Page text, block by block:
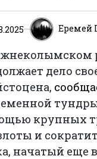
Еремей
дело
крупных
и
начатый еще